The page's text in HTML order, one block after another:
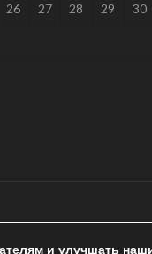
26 27 28 29 30
и улучшать